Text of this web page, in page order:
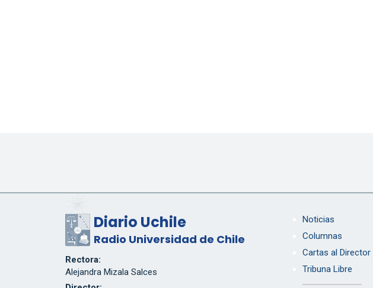
Diario Uchile
Radio Universidad de Chile
Rectora:
Alejandra Mizala Salces
Noticias
Columnas
Cartas al Director
Tribuna Libre